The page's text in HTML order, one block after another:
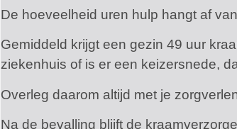
De hoeveelheid uren hulp hangt af
Gemiddeld krijgt een gezin 49 uur
ziekenhuis of is er een keizersnede,
Overleg daarom altijd met je
Na de bevalling blijft de